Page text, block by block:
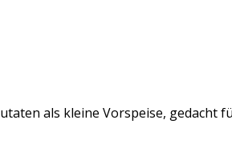
als kleine Vorspeise, gedacht